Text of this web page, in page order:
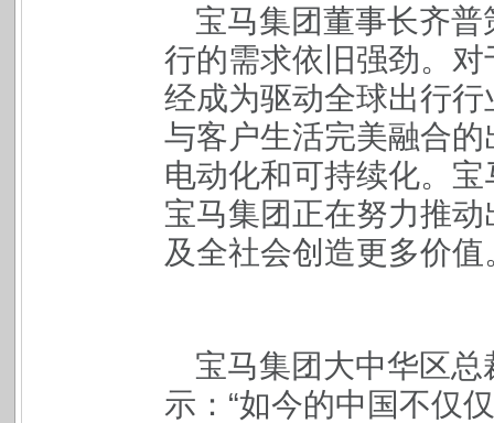
宝马集团董事长齐
行的需求依旧强劲。
经成为驱动全球出行
与客户生活完美融合
电动化和可持续化。
宝马集团正在努力推
及全社会创造更多价值
宝马集团大中华区
示：“如今的中国不仅